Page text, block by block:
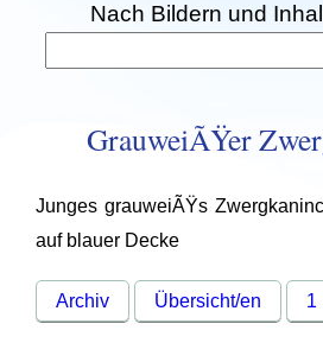
Nach Bildern und
GrauweiÃŸer
Junges grauweiÃŸs
auf blauer Decke
Archiv Übersicht/en 1